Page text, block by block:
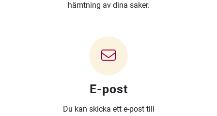
hämtning av dina saker.
E-post
Du kan skicka ett e-post till